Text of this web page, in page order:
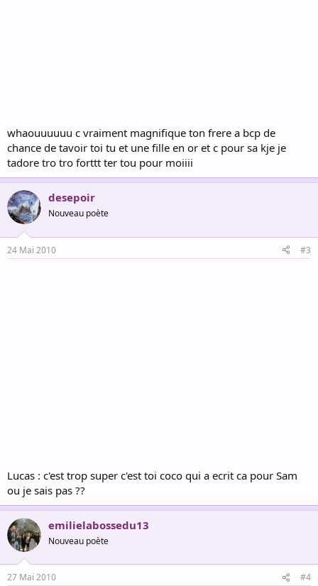
whaouuuuuu c vraiment magnifique ton frere a bcp de
chance de tavoir toi tu et une fille en or et c pour sa kje je
tadore tro tro forttt ter tou pour moiiii
desepoir
Nouveau poète
24 Mai 2010 #3
Lucas : c'est trop super c'est toi coco qui a ecrit ca pour Sam
ou je sais pas ??
emilielabossedu13
Nouveau poète
27 Mai 2010 #4